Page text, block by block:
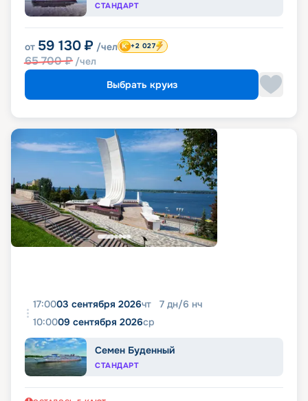
СТАНДАРТ
от 59 130 ₽ /чел
65 700₽ /чел
+2 027
Выбрать круиз
17:0003 сентября 2026чт 7 дн/6 нч
10:0009 сентября 2026ср
Семен Буденный
СТАНДАРТ